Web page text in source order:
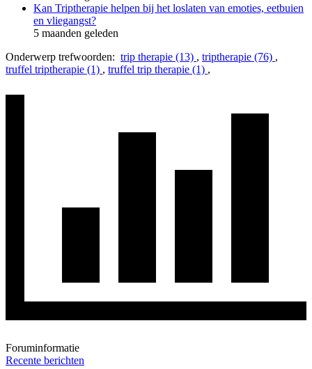
Kan Triptherapie helpen bij het loslaten van emoties, eetbuien
en vliegangst?
5 maanden geleden
Onderwerp trefwoorden: trip therapie (13) , triptherapie (76) ,
truffel triptherapie (1) , truffel trip therapie (1) ,
Foruminformatie
Recente berichten